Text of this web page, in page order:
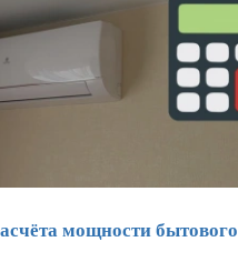
мощности бытового